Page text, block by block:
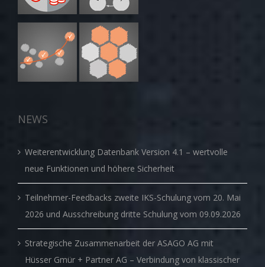
NEWS
Weiterentwicklung Datenbank Version 4.1 – wertvolle
neue Funktionen und höhere Sicherheit
Teilnehmer-Feedbacks zweite IKS-Schulung vom 20. Mai
2026 und Ausschreibung dritte Schulung vom 09.09.2026
Strategische Zusammenarbeit der ASAGO AG mit
Hüsser Gmür + Partner AG – Verbindung von klassischer